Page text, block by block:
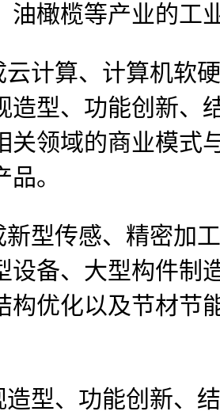
橄榄等产业的工
算、计算机软硬
型、功能创新、
关领域的商业模式
。
传感、精密加工
设备、大型构件制
构优化以及节材节
、功能创新、结